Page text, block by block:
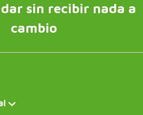
sin recibir nada a
cambio